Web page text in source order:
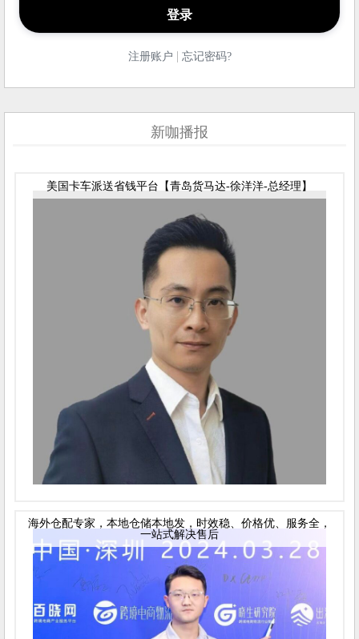
注册账户 忘记密码?
新咖播报
美国卡车派送省钱平台【青岛货马达-徐洋洋-总经理】
海外仓配专家，本地仓储本地发，时效稳、价格优、服务全，
一站式解决售后